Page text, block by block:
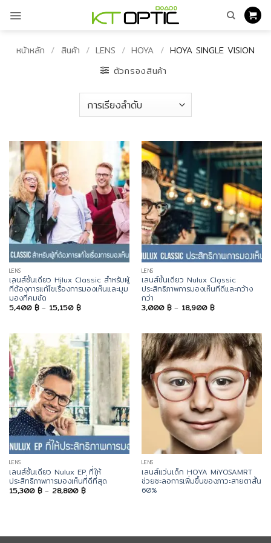
เนื้อหาหน้าหลัก / สินค้า / LENS / HOYA / HOYA SINGLE VISION
ตัวกรองสินค้า
LENS
เลนส์ชั้นเดียว Hilux Classic สำหรับผู้
ที่ต้องการแก้ไขเรื่องการมองเห็นและมุม
มองที่คมชัด
5,400 ฿ – 15,150 ฿Price
range:
15,150 ฿
LENS
เลนส์ชั้นเดียว Nulux Classic
ประสิทธิภาพการมองเห็นที่ดีและกว้าง
กว่า
3,000 ฿ – 18,900 ฿Price
range:
18,900 ฿
LENS
เลนส์ชั้นเดียว Nulux EP ที่ให้
ประสิทธิภาพการมองเห็นที่ดีที่สุด
15,300 ฿ – 28,800 ฿Price
range:
LENS
เลนส์แว่นเด็ก HOYA MiYOSAMRT
ช่วยชะลอการเพิ่มขึ้นของภาวะสายตาสั้น
60%